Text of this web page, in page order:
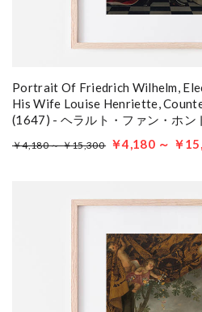
Portrait Of Friedrich Wilhelm,
His Wife Louise Henriette,
(1647) - ヘラルト・ファン・ホン
￥4,180 ～ ￥15,300 ￥4,180 ～ ￥